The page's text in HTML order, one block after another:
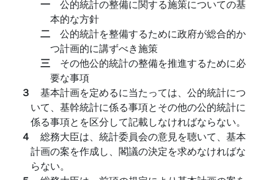
一 公的統計の整備に関する施策についての基
本的な方針
二 公的統計を整備するために政府が総合的か
つ計画的に講ずべき施策
三 その他公的統計の整備を推進するために必
要な事項
３ 基本計画を定めるに当たっては、公的統計につ
いて、基幹統計に係る事項とその他の公的統計に
係る事項とを区分して記載しなければならない。
４ 総務大臣は、統計委員会の意見を聴いて、基本
計画の案を作成し、閣議の決定を求めなければな
らない。